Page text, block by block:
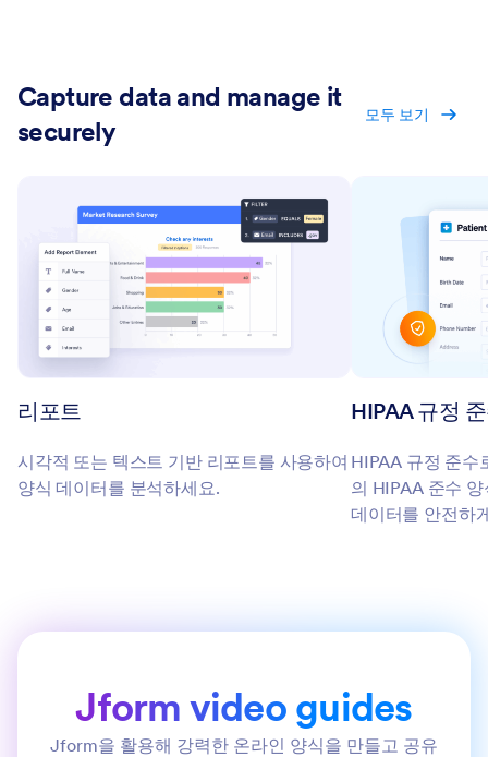
Capture data and manage it
securely
모두 보기
리포트
시각적 또는 텍스트 기반 리포트를 사용하여
양식 데이터를 분석하세요.
HIPAA 규정
HIPAA 규정 준
의 HIPAA 준수
데이터를 안전하
Jform video guides
Jform을 활용해 강력한 온라인 양식을 만들고 공유